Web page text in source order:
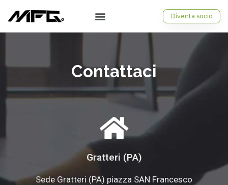
Diventa socio
Contattaci
Gratteri (PA)
Sede Gratteri (PA) piazza SAN Francesco